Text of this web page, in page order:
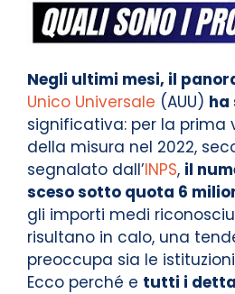
Negli ultimi mesi, il
Unico Universale (AUU) ha
significativa: per la
della misura nel 2022,
segnalato dall’INPS, il
sceso sotto quota 6
gli importi medi
risultano in calo, una
preoccupa sia le
Ecco perché e tutti i